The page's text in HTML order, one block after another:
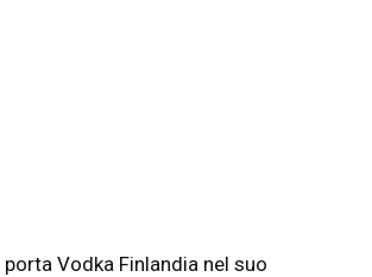
porta Vodka Finlandia nel suo